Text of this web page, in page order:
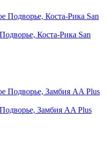
Коста-Рика San
Замбия AA Plus